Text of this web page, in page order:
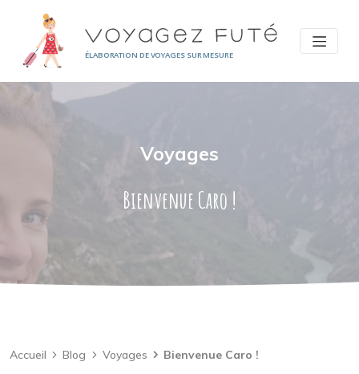
ÉLABORATION DE VOYAGES SUR MESURE
Voyages
Bienvenue Caro !
Accueil Blog Voyages Bienvenue Caro !
Panneau de gestion des cookies